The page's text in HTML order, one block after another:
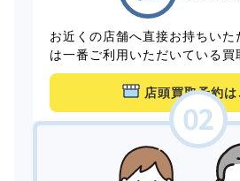
お近くの店舗へ直接お持ちいた
は一番ご利用いただいている買
店頭買取予約は